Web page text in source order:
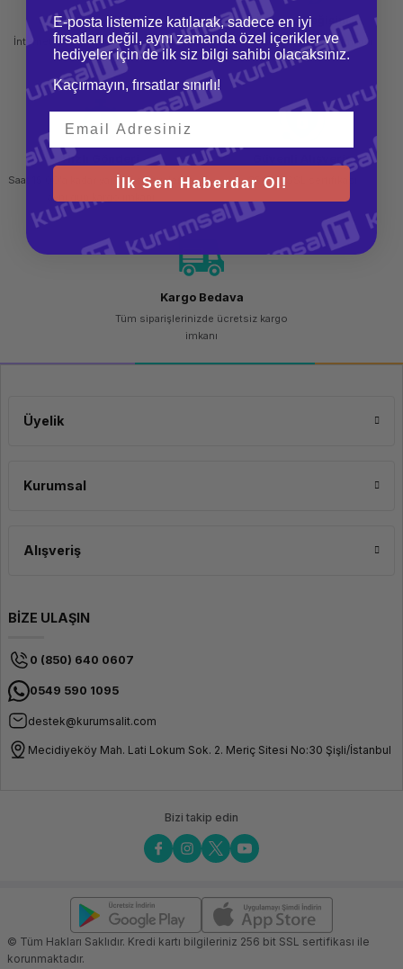
Mağazadan Teslimat
İnternetten sipariş et ve mağazadan
teslim al
İade ve Değişim
Kolay iade ve değişim imkanı
Hızlı Gönderi
Saat 15.00'a kadar yapılan siparişlerde
aynı gün kargo imkanı
Güvenli Alışveriş
256 bit SSL sertifikası
Kargo Bedava
Tüm siparişlerinizde ücretsiz kargo
imkanı
Üyelik
Kurumsal
Alışveriş
BİZE ULAŞIN
0 (850) 640 0607
0549 590 1095
destek@kurumsalit.com
Mecidiyeköy Mah. Lati Lokum Sok. 2. Meriç Sitesi No:30 Şişli/İstanbul
Bizi takip edin
© Tüm Hakları Saklıdır. Kredi kartı bilgileriniz 256 bit SSL sertifikası ile
korunmaktadır.
E-posta listemize katılarak, sadece en iyi
fırsatları değil, aynı zamanda özel içerikler ve
hediyeler için de ilk siz bilgi sahibi olacaksınız.
Kaçırmayın, fırsatlar sınırlı!
İlk Sen Haberdar Ol!